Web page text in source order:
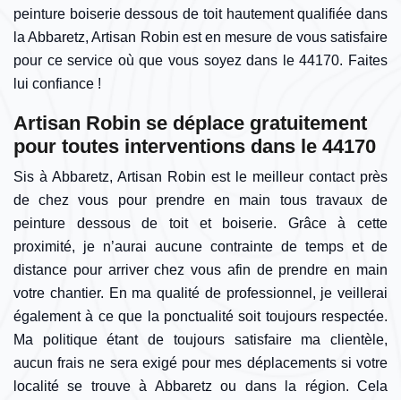
peinture boiserie dessous de toit hautement qualifiée dans
la Abbaretz, Artisan Robin est en mesure de vous satisfaire
pour ce service où que vous soyez dans le 44170. Faites
lui confiance !
Artisan Robin se déplace gratuitement
pour toutes interventions dans le 44170
Sis à Abbaretz, Artisan Robin est le meilleur contact près
de chez vous pour prendre en main tous travaux de
peinture dessous de toit et boiserie. Grâce à cette
proximité, je n’aurai aucune contrainte de temps et de
distance pour arriver chez vous afin de prendre en main
votre chantier. En ma qualité de professionnel, je veillerai
également à ce que la ponctualité soit toujours respectée.
Ma politique étant de toujours satisfaire ma clientèle,
aucun frais ne sera exigé pour mes déplacements si votre
localité se trouve à Abbaretz ou dans la région. Cela